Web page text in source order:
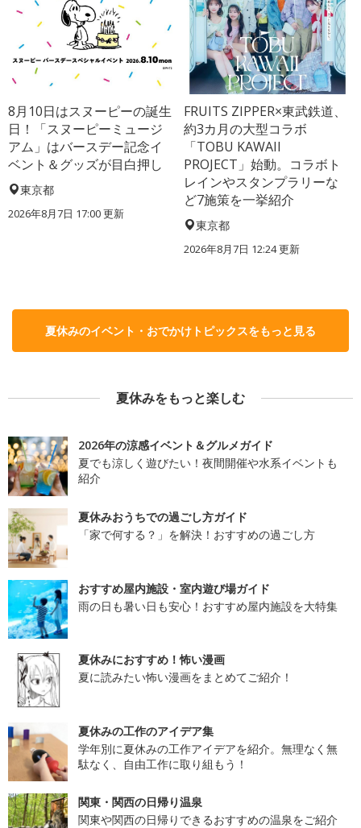
8月10日はスヌーピーの誕生
日！「スヌーピーミュージ
アム」はバースデー記念イ
ベント＆グッズが目白押し
東京都
2026年8月7日 17:00更新
FRUITS ZIPPER×東武鉄道、
約3カ月の大型コラボ
「TOBU KAWAII
PROJECT」始動。コラボト
レインやスタンプラリーな
ど7施策を一挙紹介
東京都
2026年8月7日 12:24更新
夏休みのイベント・おでかけトピックスをもっと見る
夏休みをもっと楽しむ
2026年の涼感イベント＆グルメガイド
夏でも涼しく遊びたい！夜間開催や水系イベントも
紹介
夏休みおうちでの過ごし方ガイド
「家で何する？」を解決！おすすめの過ごし方
おすすめ屋内施設・室内遊び場ガイド
雨の日も暑い日も安心！おすすめ屋内施設を大特集
夏休みにおすすめ！怖い漫画
夏に読みたい怖い漫画をまとめてご紹介！
夏休みの工作のアイデア集
学年別に夏休みの工作アイデアを紹介。無理なく無
駄なく、自由工作に取り組もう！
関東・関西の日帰り温泉
関東や関西の日帰りできるおすすめの温泉をご紹介